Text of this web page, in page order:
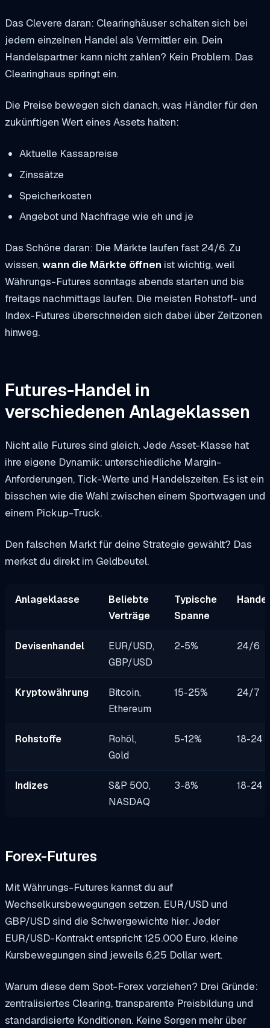
Das Clevere daran: Clearinghäuser schalten sich bei
jedem einzelnen Handel als Vermittler ein. Dein
Handelspartner kann nicht zahlen? Kein Problem. Das
Clearinghaus springt ein.
Die Preise bewegen sich danach, was Händler für den
zukünftigen Wert eines Assets halten:
Aktuelle Kassapreise
Zinssätze
Speicherkosten
Angebot und Nachfrage wie eh und je
Das Schöne daran: Die Märkte laufen fast 24/6. Zu
wissen,wann die Märkte öffnen ist wichtig, weil
Währungs-Futures sonntags abends starten und bis
freitags nachmittags laufen. Die meisten Rohstoff- und
Index-Futures überschneiden sich dabei über Zeitzonen
hinweg.
Futures-Handel in
verschiedenen Anlageklassen
Nicht alle Futures sind gleich. Jede Asset-Klasse hat
ihre eigene Dynamik: unterschiedliche Margin-
Anforderungen, Tick-Werte und Handelszeiten. Es ist ein
bisschen wie die Wahl zwischen einem Sportwagen und
einem Pickup-Truck.
Den falschen Markt für deine Strategie gewählt? Das
merkst du direkt im Geldbeutel.
Anlageklasse
Beliebte
Verträge
Typische
Spanne
Devisenhandel
EUR/USD,
GBP/USD
2-5% 24/6
Kryptowährung
Bitcoin,
Ethereum
15-25% 24/7
Rohstoffe
Rohöl,
Gold
5-12% 18-24
Indizes
S&P 500,
NASDAQ
3-8% 18-24
Forex-Futures
Mit Währungs-Futures kannst du auf
Wechselkursbewegungen setzen. EUR/USD und
GBP/USD sind die Schwergewichte hier. Jeder
EUR/USD-Kontrakt entspricht 125.000 Euro, kleine
Kursbewegungen sind jeweils 6,25 Dollar wert.
Warum diese dem Spot-Forex vorziehen? Drei Gründe:
zentralisiertes Clearing, transparente Preisbildung und
standardisierte Konditionen. Keine Sorgen mehr über